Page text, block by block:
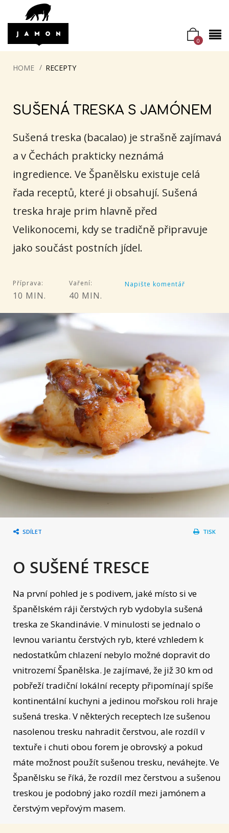
0
HOME RECEPTY
SUŠENÁ TRESKA S JAMÓNEM
Sušená treska (bacalao) je strašně zajímavá
a v Čechách prakticky neznámá
ingredience. Ve Španělsku existuje celá
řada receptů, které ji obsahují. Sušená
treska hraje prim hlavně před
Velikonocemi, kdy se tradičně připravuje
jako součást postních jídel.
Příprava:
10 MIN.
Vaření:
40 MIN.
Napište komentář
SDÍLET TISK
O SUŠENÉ TRESCE
Na první pohled je s podivem, jaké místo si ve
španělském ráji čerstvých ryb vydobyla sušená
treska ze Skandinávie. V minulosti se jednalo o
levnou variantu čerstvých ryb, které vzhledem k
nedostatkům chlazení nebylo možné dopravit do
vnitrozemí Španělska. Je zajímavé, že již 30 km od
pobřeží tradiční lokální recepty připomínají spíše
kontinentální kuchyni a jedinou mořskou roli hraje
sušená treska. V některých receptech lze sušenou
nasolenou tresku nahradit čerstvou, ale rozdíl v
textuře i chuti obou forem je obrovský a pokud
máte možnost použít sušenou tresku, neváhejte. Ve
Španělsku se říká, že rozdíl mez čerstvou a sušenou
treskou je podobný jako rozdíl mezi jamónem a
čerstvým vepřovým masem.